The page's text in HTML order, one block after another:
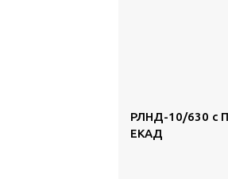
РЛНД-10/630 с
ЕКАД